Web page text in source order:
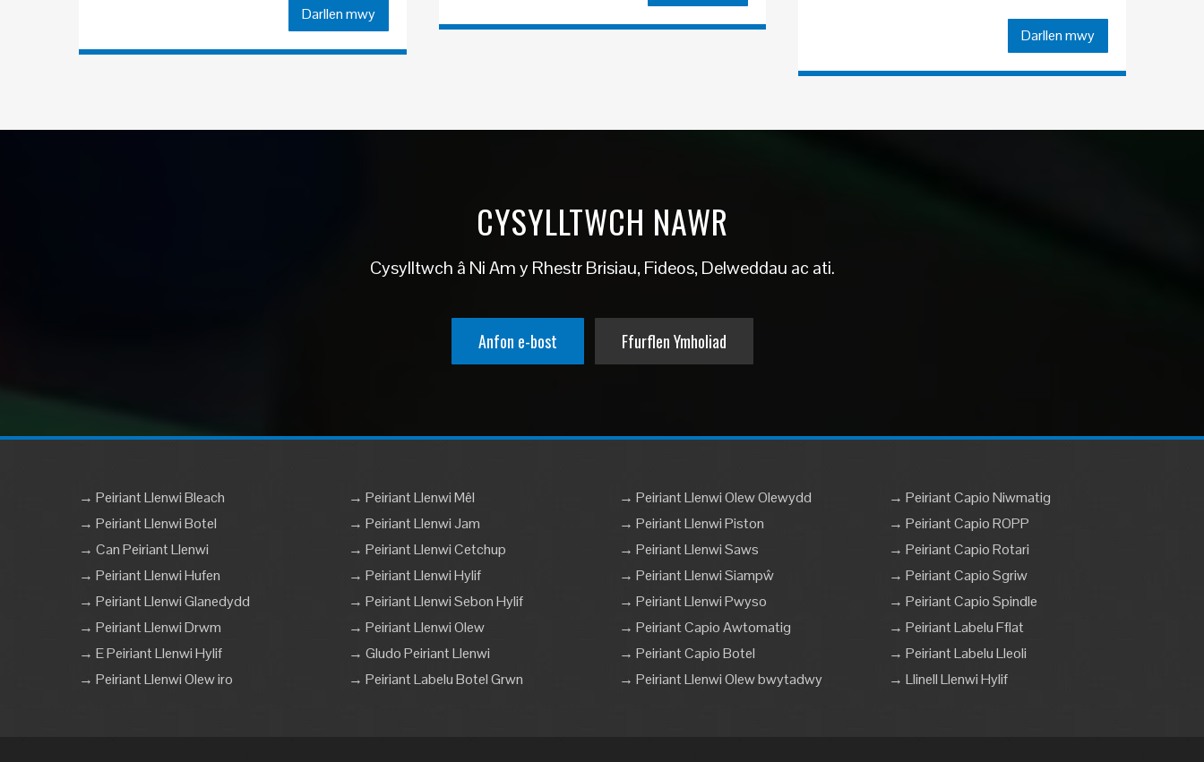
Darllen mwy
Darllen mwy
CYSYLLTWCH NAWR
Cysylltwch â Ni Am y Rhestr Brisiau, Fideos, Delweddau ac ati.
Anfon e-bost Ffurflen Ymholiad
→ Peiriant Llenwi Bleach
→ Peiriant Llenwi Botel
→ Can Peiriant Llenwi
→ Peiriant Llenwi Hufen
→ Peiriant Llenwi Glanedydd
→ Peiriant Llenwi Drwm
→ E Peiriant Llenwi Hylif
→ Peiriant Llenwi Olew iro
→ Peiriant Llenwi Mêl
→ Peiriant Llenwi Jam
→ Peiriant Llenwi Cetchup
→ Peiriant Llenwi Hylif
→ Peiriant Llenwi Sebon Hylif
→ Peiriant Llenwi Olew
→ Gludo Peiriant Llenwi
→ Peiriant Labelu Botel Grwn
→ Peiriant Llenwi Olew Olewydd
→ Peiriant Llenwi Piston
→ Peiriant Llenwi Saws
→ Peiriant Llenwi Siampŵ
→ Peiriant Llenwi Pwyso
→ Peiriant Capio Awtomatig
→ Peiriant Capio Botel
→ Peiriant Llenwi Olew bwytadwy
→ Peiriant Capio Niwmatig
→ Peiriant Capio ROPP
→ Peiriant Capio Rotari
→ Peiriant Capio Sgriw
→ Peiriant Capio Spindle
→ Peiriant Labelu Fflat
→ Peiriant Labelu Lleoli
→ Llinell Llenwi Hylif